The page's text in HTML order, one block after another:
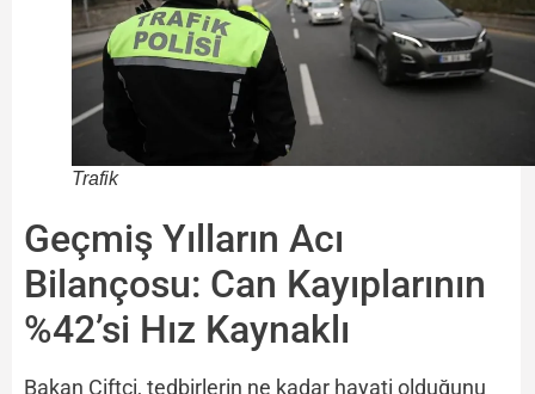
Trafik
Geçmiş Yılların Acı
Bilançosu: Can Kayıplarının
%42’si Hız Kaynaklı
Bakan Çiftçi, tedbirlerin ne kadar hayati olduğunu